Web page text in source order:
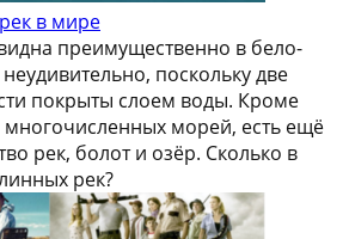
в мире
преимущественно в бело-
поскольку две
покрыты слоем воды. Кроме
многочисленных морей, есть ещё
рек, болот и озёр. Сколько в
рек?